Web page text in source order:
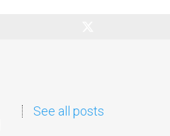
See all posts